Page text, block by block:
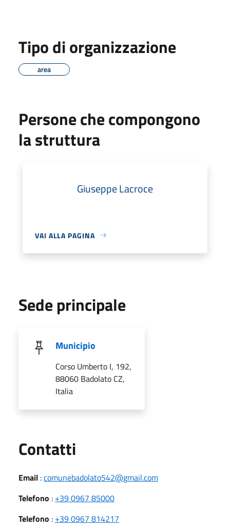
Tipo di organizzazione
area
Persone che compongono
la struttura
Giuseppe Lacroce
VAI ALLA PAGINA
Sede principale
Municipio
Corso Umberto I, 192,
88060 Badolato CZ,
Italia
Contatti
Email :comunebadolato542@gmail.com
Telefono : +39 0967 85000
Telefono : +39 0967 814217